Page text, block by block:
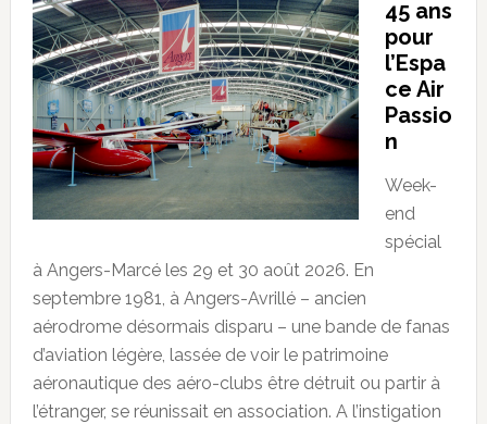
45 ans
pour
l’Espa
ce Air
Passio
n
Week-
end
spécial
à Angers-Marcé les 29 et 30 août 2026. En
septembre 1981, à Angers-Avrillé – ancien
aérodrome désormais disparu – une bande de fanas
d’aviation légère, lassée de voir le patrimoine
aéronautique des aéro-clubs être détruit ou partir à
l’étranger, se réunissait en association. A l’instigation